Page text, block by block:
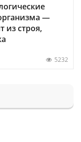
—
из строя,
5232